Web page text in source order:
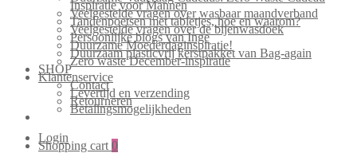
Inspiratie voor Mannen
Veelgestelde vragen over wasbaar maandverband
Tandenpoetsen met tabletjes, hoe en waarom?
Veelgestelde vragen over de bijenwasdoek
Persoonlijke blogs van Inge
Duurzame Moederdaginspiratie!
Duurzaam plasticvrij kerstpakket van Bag-again
Zero waste December-inspiratie
SHOP
Klantenservice
Contact
Levertijd en verzending
Retourneren
Betalingsmogelijkheden
Login
Shopping cart 0